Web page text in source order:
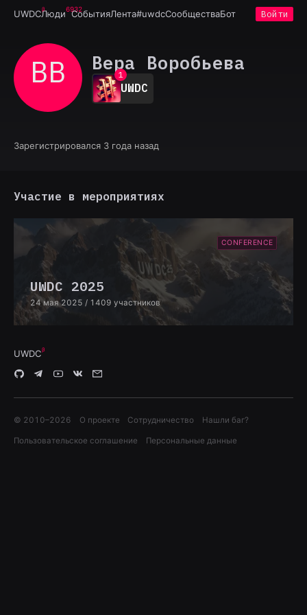
UWDCЛюди6932
СобытияЛента#uwdcСообществаБот Войти
ВВ Вера Воробьева
0
1
2
3
6
UWDC
Зарегистрировался 3 года назад
Участие в мероприятиях
CONFERENCE
UWDC 2025
24 мая 2025 / 1409 участников
UWDC
© 2010–2026 О проекте Сотрудничество Нашли баг?
Пользовательское соглашение Персональные данные